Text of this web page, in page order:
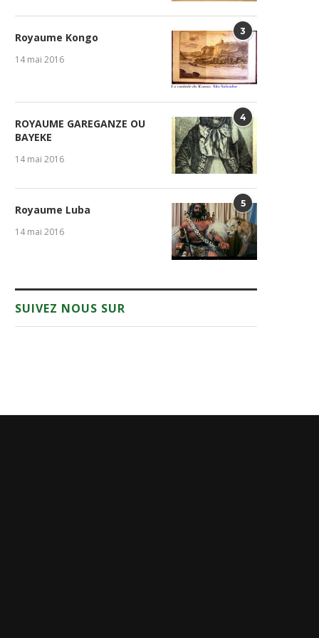
3
Royaume Kongo
14 mai 2016
4
ROYAUME GAREGANZE OU
BAYEKE
14 mai 2016
5
Royaume Luba
14 mai 2016
SUIVEZ NOUS SUR